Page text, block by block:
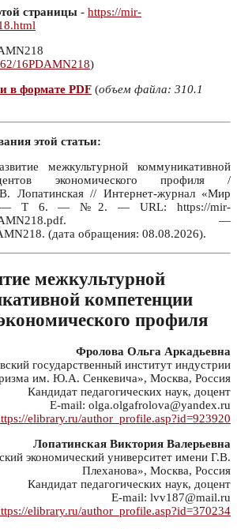
страницы - https://mir-
16PDAMN218)
в формате PDF (объем файла: 310.1
этой статьи:
межкультурной коммуникативной
экономического профиля /
// Интернет-журнал «Мир
— Т 6. — №2. — URL: https://mir-
16PDAMN218.pdf. —
(дата обращения: 08.08.2026).
межкультурной
компетенции
профиля
Фролова Ольга Аркадьевна
государственный институт индустрии
им. Ю.А. Сенкевича», Москва, Россия
Кандидат педагогических наук, доцент
E-mail: olga.olgafrolova@yandex.ru
elibrary.ru/author_profile.asp?id=923920
Лопатинская Виктория Валерьевна
экономический университет имени Г.В.
Плеханова», Москва, Россия
Кандидат педагогических наук, доцент
E-mail: lvv187@mail.ru
elibrary.ru/author_profile.asp?id=370234